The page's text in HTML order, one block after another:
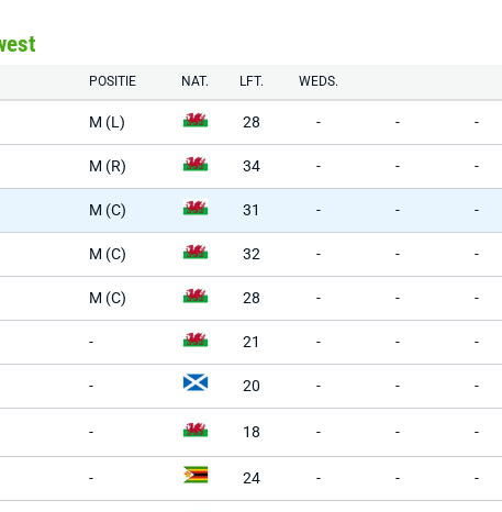
POSITIE NAT. LFT. WEDS.
M (L) 28 - - -
M (R) 34 - - -
M (C) 31 - - -
M (C) 32 - - -
M (C) 28 - - -
- 21 - - -
- 20 - - -
- 18 - - -
- 24 - - -